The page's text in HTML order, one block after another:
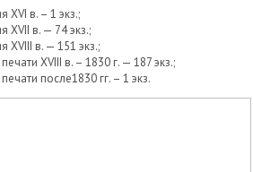
XVI в. – 1 экз.;
XVII в. — 74 экз.;
XVIII в. — 151 экз.;
XVIII в. – 1830 г. — 187 экз.;
после1830 гг. – 1 экз.